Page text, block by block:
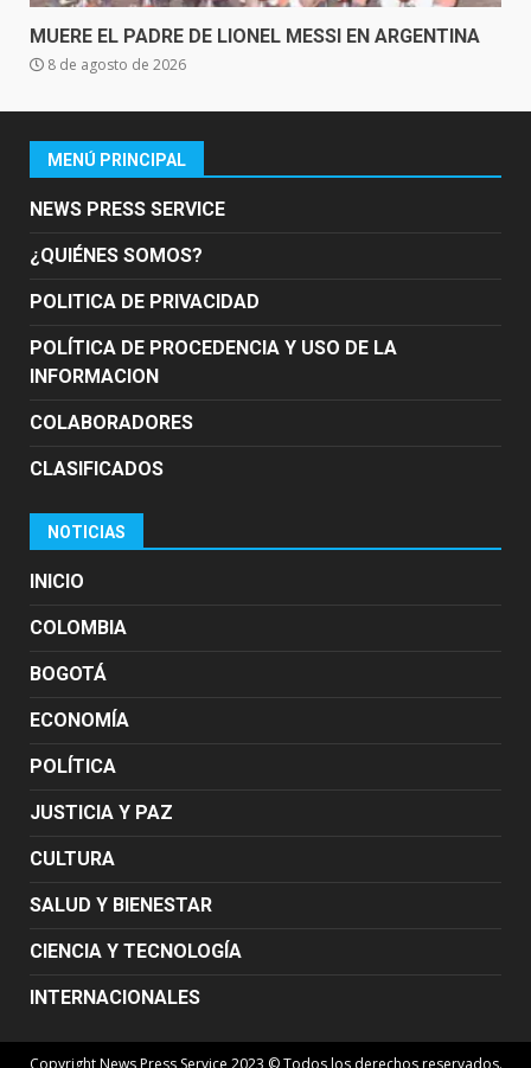
MUERE EL PADRE DE LIONEL MESSI EN ARGENTINA
8 de agosto de 2026
MENÚ PRINCIPAL
NEWS PRESS SERVICE
¿QUIÉNES SOMOS?
POLITICA DE PRIVACIDAD
POLÍTICA DE PROCEDENCIA Y USO DE LA
INFORMACION
COLABORADORES
CLASIFICADOS
NOTICIAS
INICIO
COLOMBIA
BOGOTÁ
ECONOMÍA
POLÍTICA
JUSTICIA Y PAZ
CULTURA
SALUD Y BIENESTAR
CIENCIA Y TECNOLOGÍA
INTERNACIONALES
Copyright News Press Service 2023 © Todos los derechos reservados.